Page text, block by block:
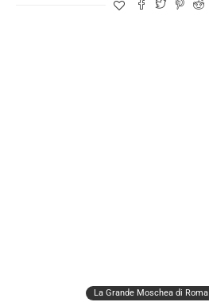
La Grande Moschea di Roma